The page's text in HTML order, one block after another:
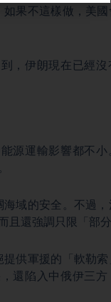
果不這樣做，美國
，伊朗現在已經沒
源運輸影響都不小
域的安全。不過，
還強調只限「部分
供軍援的「軟勒索
還陷入中俄伊三方